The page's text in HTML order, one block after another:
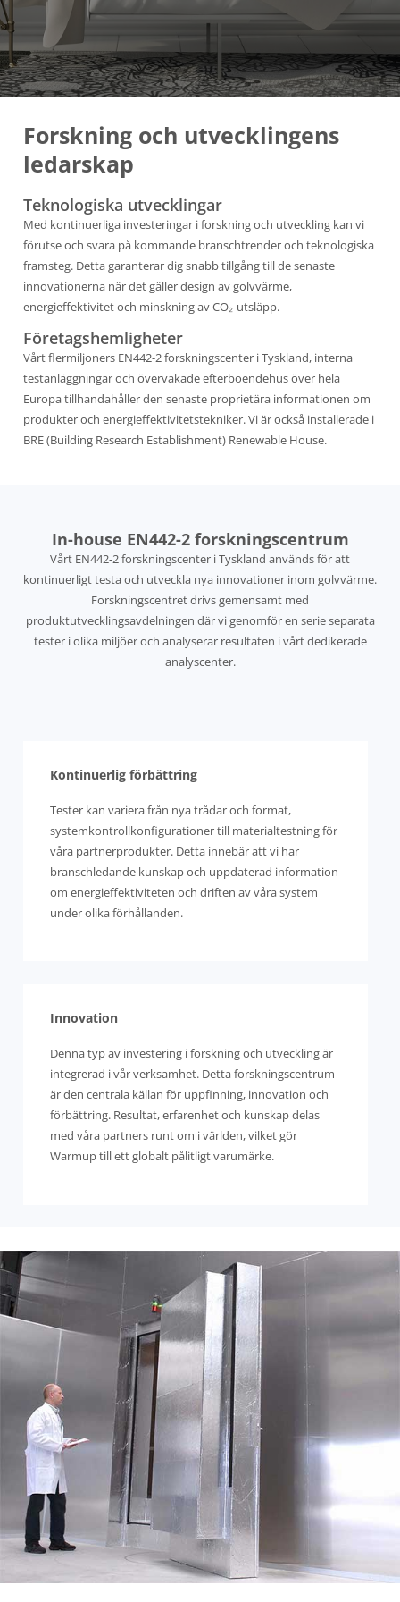
Forskning och utvecklingens
ledarskap
Teknologiska utvecklingar
Med kontinuerliga investeringar i forskning och utveckling kan vi
förutse och svara på kommande branschtrender och teknologiska
framsteg. Detta garanterar dig snabb tillgång till de senaste
innovationerna när det gäller design av golvvärme,
energieffektivitet och minskning av CO₂-utsläpp.
Företagshemligheter
Vårt flermiljoners EN442-2 forskningscenter i Tyskland, interna
testanläggningar och övervakade efterboendehus över hela
Europa tillhandahåller den senaste proprietära informationen om
produkter och energieffektivitetstekniker. Vi är också installerade i
BRE (Building Research Establishment) Renewable House.
In-house EN442-2 forskningscentrum
Vårt EN442-2 forskningscenter i Tyskland används för att
kontinuerligt testa och utveckla nya innovationer inom golvvärme.
Forskningscentret drivs gemensamt med
produktutvecklingsavdelningen där vi genomför en serie separata
tester i olika miljöer och analyserar resultaten i vårt dedikerade
analyscenter.
Kontinuerlig förbättring
Tester kan variera från nya trådar och format,
systemkontrollkonfigurationer till materialtestning för
våra partnerprodukter. Detta innebär att vi har
branschledande kunskap och uppdaterad information
om energieffektiviteten och driften av våra system
under olika förhållanden.
Innovation
Denna typ av investering i forskning och utveckling är
integrerad i vår verksamhet. Detta forskningscentrum
är den centrala källan för uppfinning, innovation och
förbättring. Resultat, erfarenhet och kunskap delas
med våra partners runt om i världen, vilket gör
Warmup till ett globalt pålitligt varumärke.